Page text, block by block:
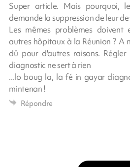
Super article. Mais pourquoi,
demande la suppression de leur
Les mêmes problèmes doivent
autres hôpitaux à la Réunion ? A
dû pour d'autres raisons.
diagnostic ne sert à rien
...lo boug la, la fé in gayar
mintenan !
Répondre